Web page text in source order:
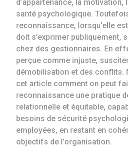
d’appartenance, la
santé psychologique.
reconnaissance, lorsqu’elle
doit s’exprimer publiquement,
chez des gestionnaires. En
perçue comme injuste,
démobilisation et des conflits.
cet article comment on peut
reconnaissance une pratique
relationnelle et équitable,
besoins de sécurité
employées, en restant en
objectifs de l’organisation.